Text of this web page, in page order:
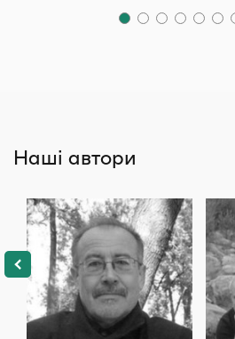
Наші автори